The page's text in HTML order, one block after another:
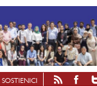
SOSTIENICI